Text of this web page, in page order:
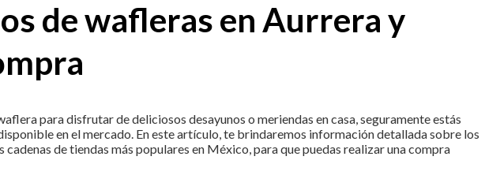
de wafleras en Aurrera y
para disfrutar de deliciosos desayunos o meriendas en casa, seguramente estás
en el mercado. En este artículo, te brindaremos información detallada sobre los
cadenas de tiendas más populares en México, para que puedas realizar una compra